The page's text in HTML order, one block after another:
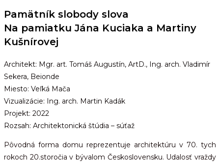
Pamätník slobody slova
Na pamiatku Jána Kuciaka a Martiny
Kušnírovej
Architekt: Mgr. art. Tomáš Augustín, ArtD., Ing. arch. Vladimír
Sekera, Beionde
Miesto: Veľká Mača
Vizualizácie: Ing. arch. Martin Kadák
Projekt: 2022
Rozsah: Architektonická štúdia – súťaž
Pôvodná forma domu reprezentuje architektúru v 70. tych
rokoch 20.storočia v bývalom Československu. Udalosť vraždy